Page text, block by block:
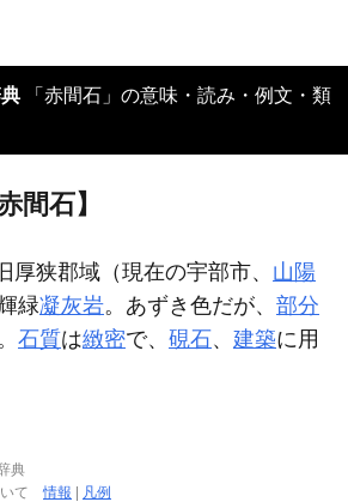
間石】
厚狭郡域（現在の宇部市、 山陽
緑凝灰岩。あずき色だが、 部分
石質は緻密で、 硯石、 建築に用
典
いて情報 凡例